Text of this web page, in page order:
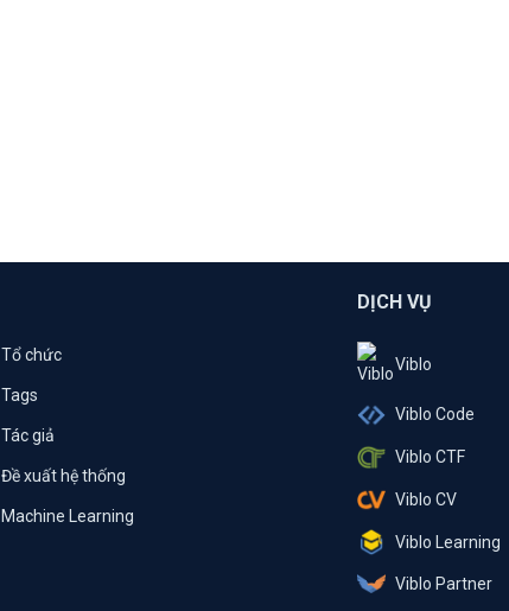
Tổ chức
Tags
Tác giả
Đề xuất hệ thống
Machine Learning
DỊCH VỤ
Viblo
Viblo Code
Viblo CTF
Viblo CV
Viblo Learning
Viblo Partner